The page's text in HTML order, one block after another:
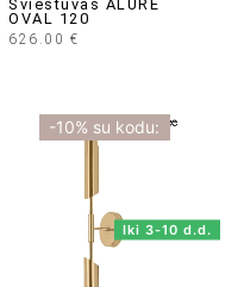
Šviestuvas ALURE
OVAL 120
626.00 €
-10% su kodu:
Iki 3-10 d.d.